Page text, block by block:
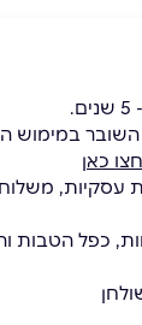
במימוש
כאן
עסקיות,
כפל הטבות